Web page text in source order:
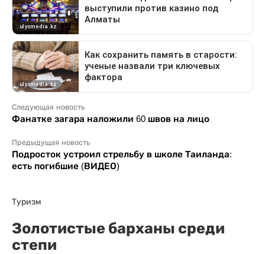
Следующая новость
Фанатке загара наложили 60 швов на лицо
Предыдущая новость
Подросток устроил стрельбу в школе Таиланда:
есть погибшие (ВИДЕО)
Туризм
Золотистые барханы среди
степи